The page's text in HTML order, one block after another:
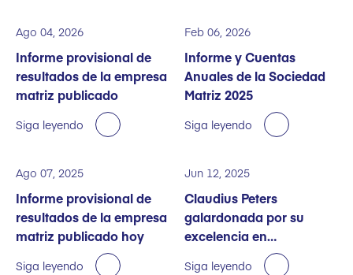
Ago 04, 2026
Informe provisional de
resultados de la empresa
matriz publicado
Siga leyendo
Feb 06, 2026
Informe y Cuentas
Anuales de la Sociedad
Matriz 2025
Siga leyendo
Ago 07, 2025
Informe provisional de
resultados de la empresa
matriz publicado hoy
Siga leyendo
Jun 12, 2025
Claudius Peters
galardonada por su
excelencia en
sostenibilidad
Siga leyendo